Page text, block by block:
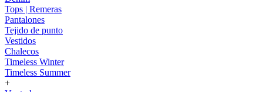
Tops | Remeras
Pantalones
Tejido de punto
Vestidos
Chalecos
Timeless Winter
Timeless Summer
+